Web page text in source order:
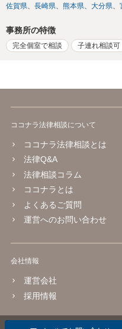
佐賀県
長崎県 熊本県 大分県
事務所の特徴
完全個室で相談 子連れ相談可
ココナラ法律相談について
ココナラ法律相談とは
法律Q&A
法律相談コラム
ココナラとは
よくあるご質問
運営へのお問い合わせ
会社情報
運営会社
採用情報